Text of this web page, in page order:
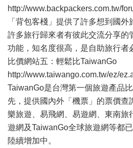
http://www.backpackers.com.tw/
「背包客棧」提供了許多想到國
許多旅行歸來者有彼此交流分享的
功能，知名度很高，是自助旅行者
比價網站五：輕鬆比TaiwanGo
http://www.taiwango.com.tw/ez/
TaiwanGo是台灣第一個旅遊產品
先，提供國內外「機票」的票價查
樂旅遊、易飛網、易遊網、東南旅
遊網及TaiwanGo全球旅遊網等都
陸續增加中。